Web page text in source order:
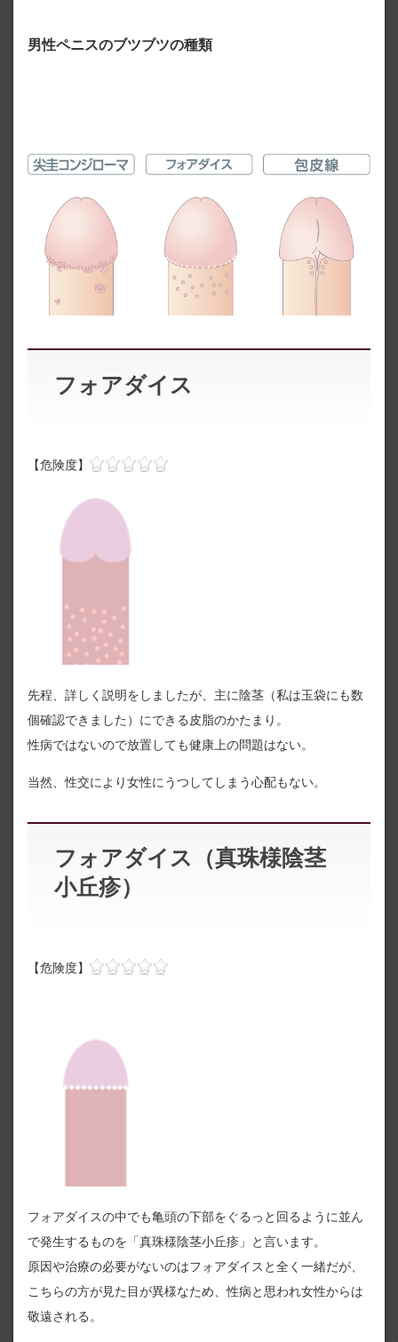
男性ペニスのブツブツの種類
フォアダイス
【危険度】
先程、詳しく説明をしましたが、主に陰茎（私は玉袋にも数
個確認できました）にできる皮脂のかたまり。
性病ではないので放置しても健康上の問題はない。
当然、性交により女性にうつしてしまう心配もない。
フォアダイス（真珠様陰茎
小丘疹）
【危険度】
フォアダイスの中でも亀頭の下部をぐるっと回るように並ん
で発生するものを「真珠様陰茎小丘疹」と言います。
原因や治療の必要がないのはフォアダイスと全く一緒だが、
こちらの方が見た目が異様なため、性病と思われ女性からは
敬遠される。